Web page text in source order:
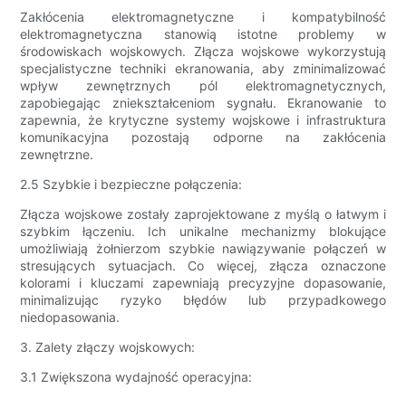
Zakłócenia elektromagnetyczne i kompatybilność
elektromagnetyczna stanowią istotne problemy w
środowiskach wojskowych. Złącza wojskowe wykorzystują
specjalistyczne techniki ekranowania, aby zminimalizować
wpływ zewnętrznych pól elektromagnetycznych,
zapobiegając zniekształceniom sygnału. Ekranowanie to
zapewnia, że ​​krytyczne systemy wojskowe i infrastruktura
komunikacyjna pozostają odporne na zakłócenia
zewnętrzne.
2.5 Szybkie i bezpieczne połączenia:
Złącza wojskowe zostały zaprojektowane z myślą o łatwym i
szybkim łączeniu. Ich unikalne mechanizmy blokujące
umożliwiają żołnierzom szybkie nawiązywanie połączeń w
stresujących sytuacjach. Co więcej, złącza oznaczone
kolorami i kluczami zapewniają precyzyjne dopasowanie,
minimalizując ryzyko błędów lub przypadkowego
niedopasowania.
3. Zalety złączy wojskowych:
3.1 Zwiększona wydajność operacyjna: